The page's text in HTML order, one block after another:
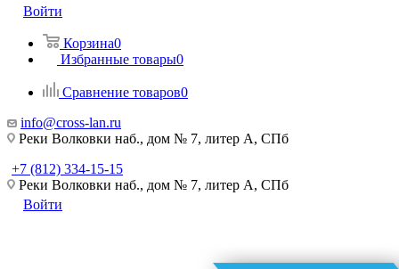
Войти
Корзина0
Избранные товары0
Сравнение товаров0
info@cross-lan.ru
Реки Волковки наб., дом № 7, литер А, СПб
+7 (812) 334-15-15
Реки Волковки наб., дом № 7, литер А, СПб
Войти